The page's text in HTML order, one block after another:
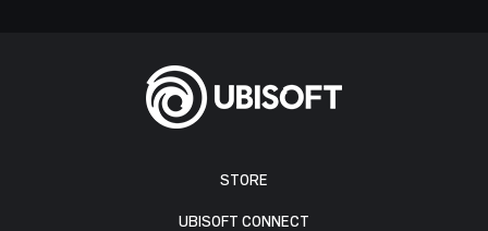
STORE
UBISOFT CONNECT